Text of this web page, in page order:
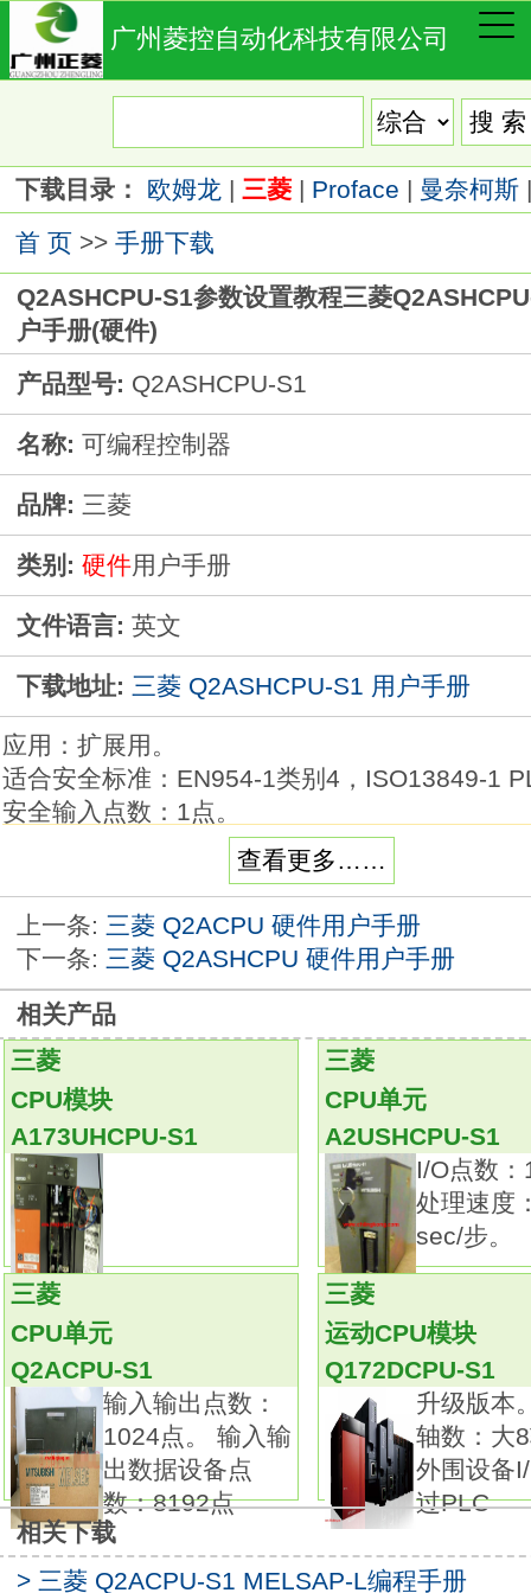
广州菱控自动化科技有限公司
下载目录： 欧姆龙 |三菱 | Proface | 曼奈柯斯
首 页 >>手册下载
Q2ASHCPU-S1参数设置教程三菱
户手册(硬件)
产品型号: Q2ASHCPU-S1
名称:可编程控制器
品牌: 三菱
类别:硬件用户手册
文件语言:英文
下载地址: 三菱 Q2ASHCPU-S1 用户手册
应用：扩展用。
适合安全标准：EN954-1类别4，ISO13849-1
安全输入点数：1点。
使用专用设定工具直观地进行配置。
构成设定使用丰富的组件可轻松、快捷地设定
Q2ASHCPU-S1参数设置教程。
创建逻辑对于安全设备，通过使用自动生成的
可以方便地创建逻辑。
逻辑的导入和导出。
可以只把对输入输出模块的连接设定和通过功
的应用逻辑作为一个设定文件进行存储，
或者从已保存设定文件进行读取Q2ASHCPU-S1
Q2ASHCPU-S1参数设置教程。
主基板需要配CPU和电源。
需要1个电源模块。
用于安装Q系列模块。
具有卓越性能的各种模块,
满足从模拟量到定位的各种控制需求。
Q系列模块产品包括种类丰富的各种I/O、模拟
功能模块。
可地满足开关、传感器等的输入输出，温度、
量和电机、驱动器的控制，
以及要求控制的定位等各行业、各领域的控制
Q2ASHCPU-S1参数设置教程。
还可与CPU模块组合使用，实现恰如其分的控
出：2通道。
查看更多……
上一条: 三菱 Q2ACPU 硬件用户手册
下一条: 三菱 Q2ASHCPU 硬件用户手册
相关产品
三菱
CPU模块
A173UHCPU-S1
三菱
CPU单元
A2USHCPU-S1
I/O点数
处理速度
sec/步。
三菱
CPU单元
Q2ACPU-S1
输入输出点数：
1024点。 输入输
出数据设备点
数：8192点
三菱
运动CPU模块
Q172DCPU-S1
升级版本
轴数：大
外围设备
过PLC
相关下载
> 三菱 Q2ACPU-S1 MELSAP-L编程手册